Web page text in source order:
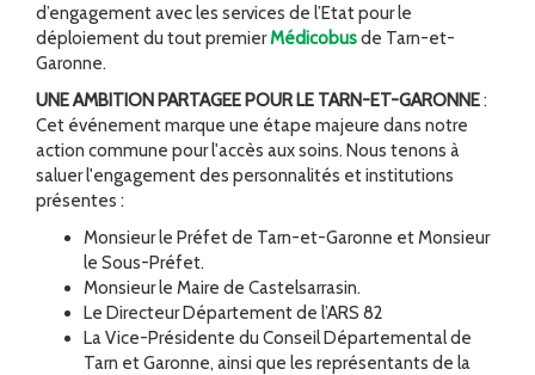
d’engagement avec les services de l’Etat pour le
déploiement du tout premierMédicobusde Tarn-et-
Garonne.
UNE AMBITION PARTAGEE POUR LE TARN-ET-GARONNE:
Cet événement marque une étape majeure dans notre
action commune pour l'accès aux soins. Nous tenons à
saluer l'engagement des personnalités et institutions
présentes :
Monsieur le Préfet de Tarn-et-Garonne et Monsieur
le Sous-Préfet.
Monsieur le Maire de Castelsarrasin.
Le Directeur Département de l’ARS 82
La Vice-Présidente du Conseil Départemental de
Tarn et Garonne, ainsi que les représentants de la